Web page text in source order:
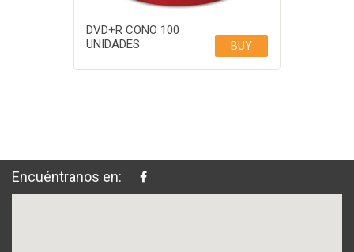
DVD+R CONO 100
UNIDADES
BUY
Encuéntranos en: